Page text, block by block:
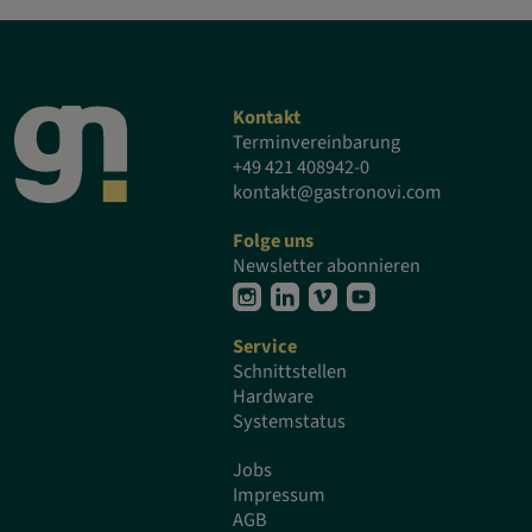
Kontakt
Terminvereinbarung
+49 421 408942-0
kontakt@gastronovi.com
Folge uns
Newsletter abonnieren
Service
Schnittstellen
Hardware
Systemstatus
Jobs
Impressum
AGB